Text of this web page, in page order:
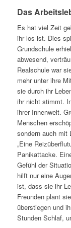
Das
Es hat viel Zeit
ihr los ist. Dies
Grundschule
abwesend,
Realschule war
mehr unter ihre
sie durch ihr
ihr nicht stimmt.
ihrer Innenwelt.
Menschen
sondern auch mit
„Eine
Panikattacke.
Gefühl der
hilft nur eine
ist, dass sie ihr
Freunden plant
überstiegen und
Stunden Schlaf,